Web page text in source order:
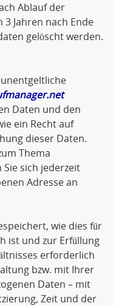
Ablauf der
Jahren nach Ende
gelöscht werden.
Daten und den
ein Recht auf
dieser Daten.
Thema
sich jederzeit
Adresse an
wie dies für
ist und zur Erfüllung
erforderlich
bzw. mit Ihrer
Daten – mit
Zeit und der